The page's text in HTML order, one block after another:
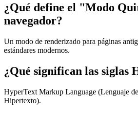
¿Qué define el "Modo
navegador?
Un modo de renderizado para páginas
estándares modernos.
¿Qué significan las siglas
HyperText Markup Language (Lenguaje
Hipertexto).